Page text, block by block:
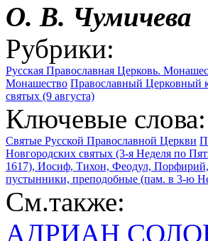
О. В. Чумичева
Рубрики:
Русская Православная Церковь.
Монашество Православный Церковный
святых (9 августа)
Ключевые слова:
Святые Русской Православной Церкви
Новгородских святых (3-я Неделя по
1617), Иосиф, Тихон, Феодул,
пустынники, преподобные (пам. в 3-ю
См.также:
АДРИАН